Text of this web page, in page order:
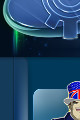
6 Cruel dilemme
7 Problème d'image
10 Créature de rêve